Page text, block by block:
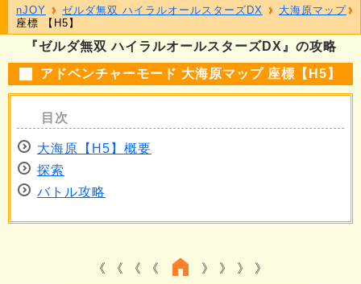
『ゼルダ無双 ハイラルオールスターズDX』の攻略
アドベンチャーモード 大海原マップ 座標【H5】
大海原【H5】概要
探索
バトル攻略
《 《 《 》 》 》
nJOY ゼルダ無双 ハイラルオールスターズDX
大海原マップ
座標 【H5】